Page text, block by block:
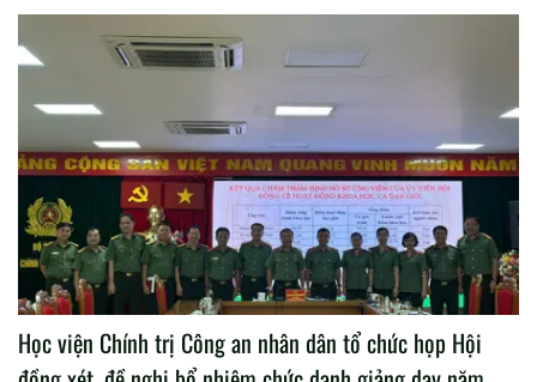
Học viện Chính trị Công an nhân dân tổ chức họp Hội